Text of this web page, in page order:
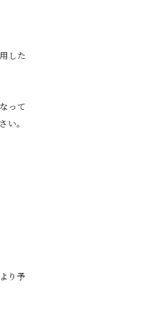
した
って
い。
り予